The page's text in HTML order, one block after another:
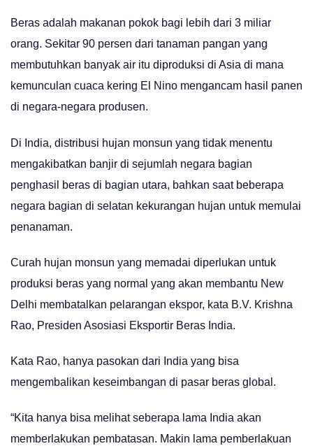
Beras adalah makanan pokok bagi lebih dari 3 miliar
orang. Sekitar 90 persen dari tanaman pangan yang
membutuhkan banyak air itu diproduksi di Asia di mana
kemunculan cuaca kering El Nino mengancam hasil panen
di negara-negara produsen.
Di India, distribusi hujan monsun yang tidak menentu
mengakibatkan banjir di sejumlah negara bagian
penghasil beras di bagian utara, bahkan saat beberapa
negara bagian di selatan kekurangan hujan untuk memulai
penanaman.
Curah hujan monsun yang memadai diperlukan untuk
produksi beras yang normal yang akan membantu New
Delhi membatalkan pelarangan ekspor, kata B.V. Krishna
Rao, Presiden Asosiasi Eksportir Beras India.
Kata Rao, hanya pasokan dari India yang bisa
mengembalikan keseimbangan di pasar beras global.
“Kita hanya bisa melihat seberapa lama India akan
memberlakukan pembatasan. Makin lama pemberlakuan